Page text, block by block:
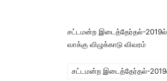
சட்டமன்ற இடைத்தேர்தல்-2019ல்
வாக்கு விழுக்காடு விவரம்
சட்டமன்ற இடைத்தேர்தல்-